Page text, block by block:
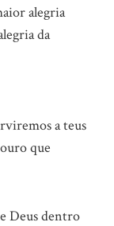
alegria
da
a teus
que
Deus dentro